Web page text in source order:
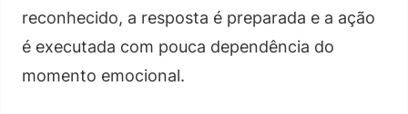
reconhecido, a resposta é preparada e a ação
é executada com pouca dependência do
momento emocional.